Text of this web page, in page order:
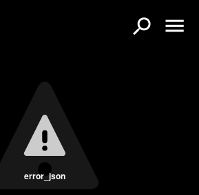
error_json